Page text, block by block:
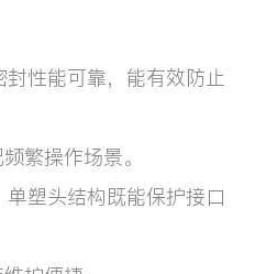
性能可靠，能有效防止
繁操作场景。
塑头结构既能保护接口